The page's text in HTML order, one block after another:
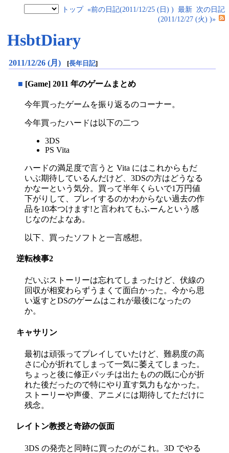
トップ «前の日記(2011/12/25 (日) ) 最新 次の日記
(2011/12/27 (火) )»
HsbtDiary
2011/12/26 (月) [長年日記]
■ [Game] 2011 年のゲームまとめ
今年買ったゲームを振り返るのコーナー。
今年買ったハードは以下の二つ
3DS
PS Vita
ハードの満足度で言うと Vita にはこれからもだ
いぶ期待しているんだけど、3DSの方はどうなる
かなーという気分。買って半年くらいで1万円値
下がりして、プレイするのかわからない過去の作
品を10本つけます!と言われてもふーんという感
じなのだよなあ。
以下、買ったソフトと一言感想。
逆転検事2
だいぶストーリーは忘れてしまったけど、伏線の
回収が相変わらずうまくて面白かった。今から思
い返すとDSのゲームはこれが最後になったの
か。
キャサリン
最初は頑張ってプレイしていたけど、難易度の高
さに心が折れてしまって一気に萎えてしまった。
ちょっと後に修正パッチは出たものの既に心が折
れた後だったので特にやり直す気力もなかった。
ストーリーや声優、アニメには期待してただけに
残念。
レイトン教授と奇跡の仮面
3DS の発売と同時に買ったのがこれ。3D でやる